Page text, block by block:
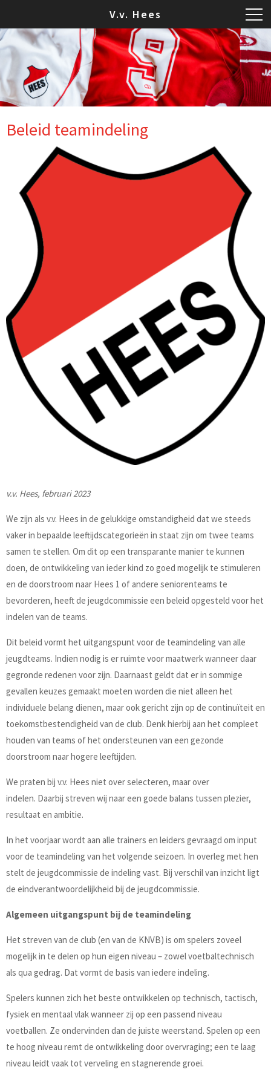
V.v. Hees
Beleid teamindeling
v.v. Hees, februari 2023
We zijn als v.v. Hees in de gelukkige omstandigheid dat we steeds
vaker in bepaalde leeftijdscategorieën in staat zijn om twee teams
samen te stellen. Om dit op een transparante manier te kunnen
doen, de ontwikkeling van ieder kind zo goed mogelijk te stimuleren
en de doorstroom naar Hees 1 of andere seniorenteams te
bevorderen, heeft de jeugdcommissie een beleid opgesteld voor het
indelen van de teams.
Dit beleid vormt het uitgangspunt voor de teamindeling van alle
jeugdteams. Indien nodig is er ruimte voor maatwerk wanneer daar
gegronde redenen voor zijn. Daarnaast geldt dat er in sommige
gevallen keuzes gemaakt moeten worden die niet alleen het
individuele belang dienen, maar ook gericht zijn op de continuïteit en
toekomstbestendigheid van de club. Denk hierbij aan het compleet
houden van teams of het ondersteunen van een gezonde
doorstroom naar hogere leeftijden.
We praten bij v.v. Hees niet over selecteren, maar over
indelen. Daarbij streven wij naar een goede balans tussen plezier,
resultaat en ambitie.
In het voorjaar wordt aan alle trainers en leiders gevraagd om input
voor de teamindeling van het volgende seizoen. In overleg met hen
stelt de jeugdcommissie de indeling vast. Bij verschil van inzicht ligt
de eindverantwoordelijkheid bij de jeugdcommissie.
Algemeen uitgangspunt bij de teamindeling
Het streven van de club (en van de KNVB) is om spelers zoveel
mogelijk in te delen op hun eigen niveau – zowel voetbaltechnisch
als qua gedrag. Dat vormt de basis van iedere indeling.
Spelers kunnen zich het beste ontwikkelen op technisch, tactisch,
fysiek en mentaal vlak wanneer zij op een passend niveau
voetballen. Ze ondervinden dan de juiste weerstand. Spelen op een
te hoog niveau remt de ontwikkeling door overvraging; een te laag
niveau leidt vaak tot verveling en stagnerende groei.